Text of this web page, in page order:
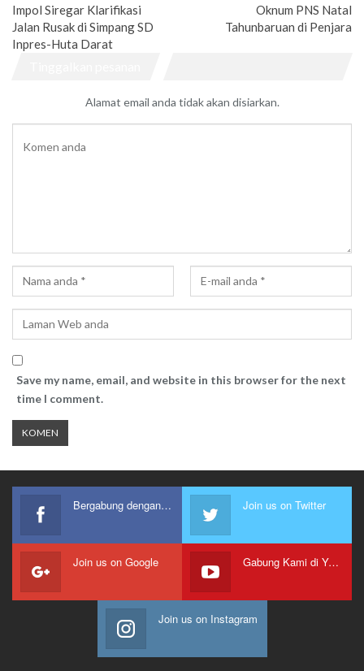
Impol Siregar Klarifikasi
Jalan Rusak di Simpang SD
Inpres-Huta Darat
Oknum PNS Natal
Tahunbaruan di Penjara
Alamat email anda tidak akan disiarkan.
Save my name, email, and website in this browser for the next
time I comment.
Bergabung dengan kami Join us on Twitter
Join us on Google Gabung Kami di Youtube
Join us on Instagram